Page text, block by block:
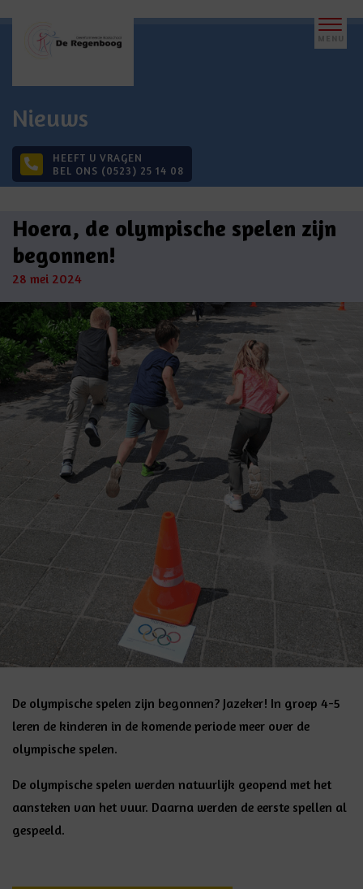
Nieuws
HEEFT U VRAGEN
BEL ONS (0523) 25 14 08
Hoera, de olympische spelen zijn
begonnen!
28 mei 2024
De olympische spelen zijn begonnen? Jazeker! In groep 4-5
leren de kinderen in de komende periode meer over de
olympische spelen.
De olympische spelen werden natuurlijk geopend met het
aansteken van het vuur. Daarna werden de eerste spellen al
gespeeld.